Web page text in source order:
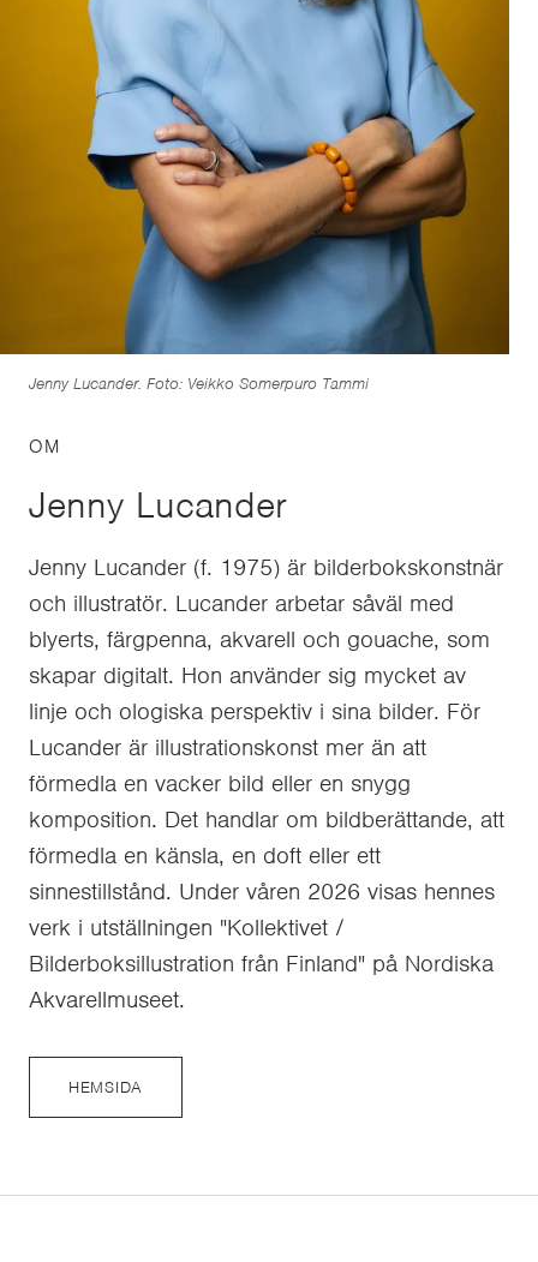
OM
Jenny Lucander
Jenny Lucander (f. 1975) är bilderbokskonstnär
och illustratör. Lucander arbetar såväl med
blyerts, färgpenna, akvarell och gouache, som
skapar digitalt. Hon använder sig mycket av
linje och ologiska perspektiv i sina bilder. För
Lucander är illustrationskonst mer än att
förmedla en vacker bild eller en snygg
komposition. Det handlar om bildberättande, att
förmedla en känsla, en doft eller ett
sinnestillstånd. Under våren 2026 visas hennes
verk i utställningen "Kollektivet /
Bilderboksillustration från Finland" på Nordiska
Akvarellmuseet.
HEMSIDA
Jenny Lucander. Foto: Veikko Somerpuro Tammi